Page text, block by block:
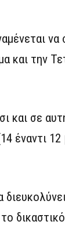
και την
σε
έναντι